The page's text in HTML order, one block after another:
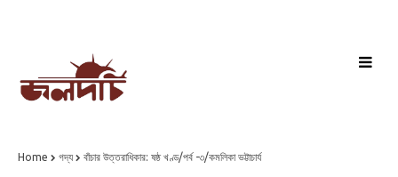
Home গদ্য বাঁচার উত্তরাধিকার: ষষ্ঠ খণ্ড/পর্ব -৩/কমলিকা ভট্টাচার্য